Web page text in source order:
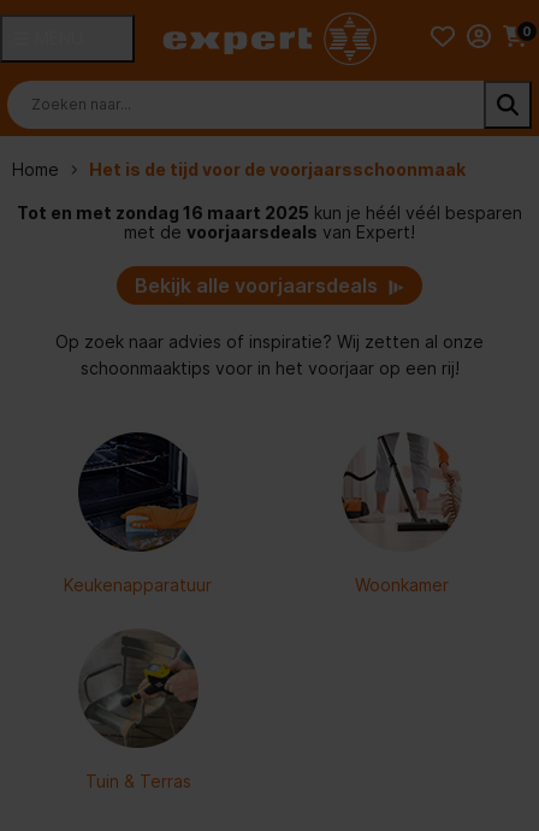
0
Home Het is de tijd voor de voorjaarsschoonmaak
Tot en met zondag 16 maart 2025 kun je héél véél besparen
met de voorjaarsdeals van Expert!
Bekijk alle voorjaarsdeals
Op zoek naar advies of inspiratie? Wij zetten al onze
schoonmaaktips voor in het voorjaar op een rij!
Keukenapparatuur Woonkamer
Tuin & Terras